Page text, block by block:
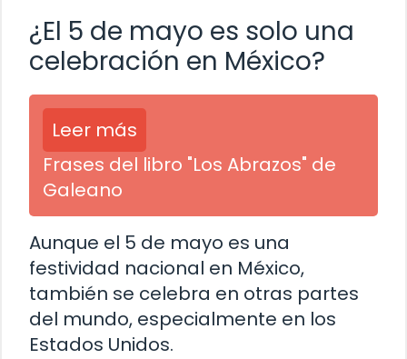
¿El 5 de mayo es solo una
celebración en México?
Leer más
Frases del libro "Los Abrazos" de
Galeano
Aunque el 5 de mayo es una
festividad nacional en México,
también se celebra en otras partes
del mundo, especialmente en los
Estados Unidos.